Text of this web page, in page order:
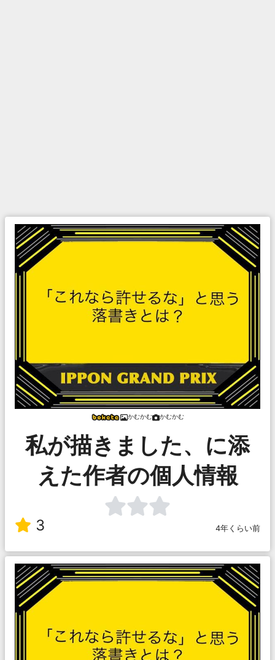
かむかむ かむかむ
私が描きました、に添
えた作者の個人情報
3 4年くらい前